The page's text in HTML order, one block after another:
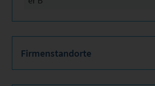
Firmenstandorte